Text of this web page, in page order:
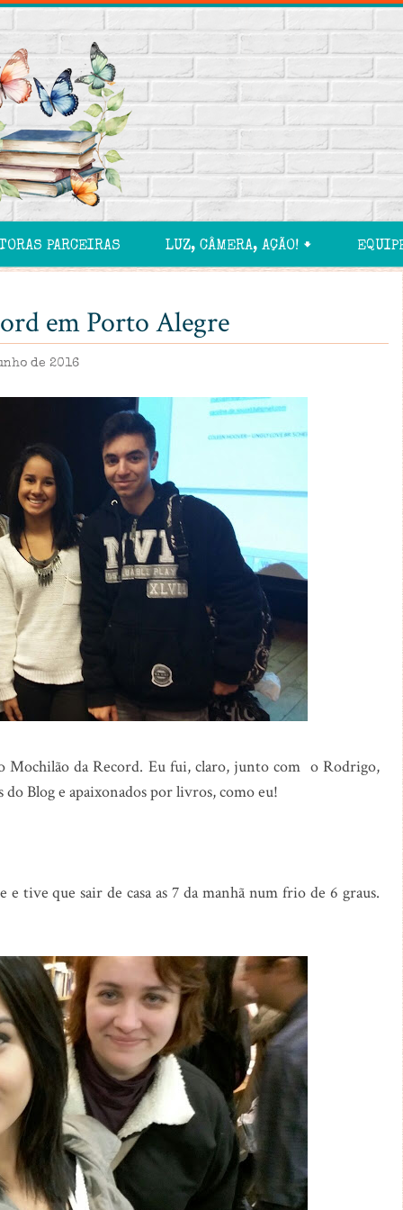
PARCEIRAS LUZ, CÂMERA, AÇÃO! 🠻
em Porto Alegre
de 2016
da Record. Eu fui, claro, junto com o Rodrigo,
Blog e apaixonados por livros, como eu!
tive que sair de casa as 7 da manhã num frio de 6 graus.